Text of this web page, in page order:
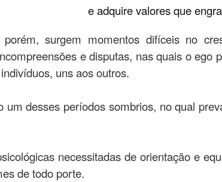
e adquire valores que
porém, surgem momentos difíceis no
e disputas, nas quais o
uns aos outros.
um desses períodos sombrios, no qual
necessitadas de orientação e
de todo porte.